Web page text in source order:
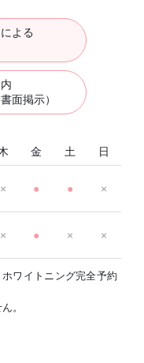
よる
面掲示）
金 土 日
× ● ● ×
× ● × ×
ワイトニング完全予約
。